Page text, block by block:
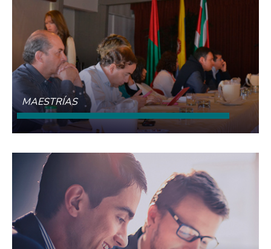
MAESTRÍAS
CONOCE MÁS